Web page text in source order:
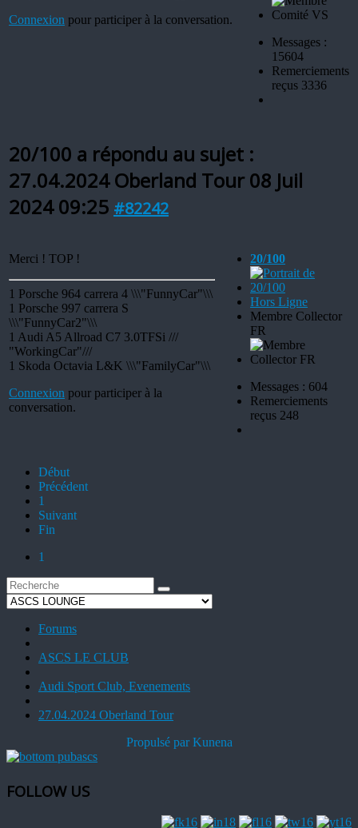
Connexion pour participer à la conversation.
Messages :
15604
Remerciements
reçus 3336
20/100 a répondu au sujet :
27.04.2024 Oberland Tour08 Juil
2024 09:25 #82242
Merci ! TOP !
1 Porsche 964 carrera 4 \\\"FunnyCar"\\\
1 Porsche 997 carrera S
\\\"FunnyCar2"\\\
1 Audi A5 Allroad C7 3.0TFSi ///
"WorkingCar"///
1 Skoda Octavia L&K \\\"FamilyCar"\\\
Connexion pour participer à la
conversation.
20/100
Hors Ligne
Membre Collector
FR
Messages : 604
Remerciements
reçus 248
Début
Précédent
1
Suivant
Fin
1
Forums
ASCS LE CLUB
Audi Sport Club, Evenements
27.04.2024 Oberland Tour
Propulsé parKunena
FOLLOW US